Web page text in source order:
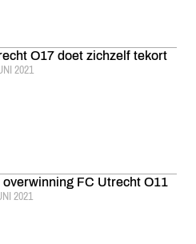
O17 doet zichzelf tekort
2021
overwinning FC Utrecht O11
2021